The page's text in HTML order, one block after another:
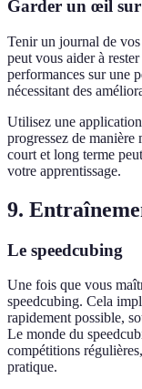
Garder un œil sur
Tenir un journal de
peut vous aider à
performances sur une
nécessitant des
Utilisez une
progressez de
court et long terme
votre apprentissage.
9.
Le speedcubing
Une fois que vous
speedcubing. Cela
rapidement possible,
Le monde du
compétitions
pratique.